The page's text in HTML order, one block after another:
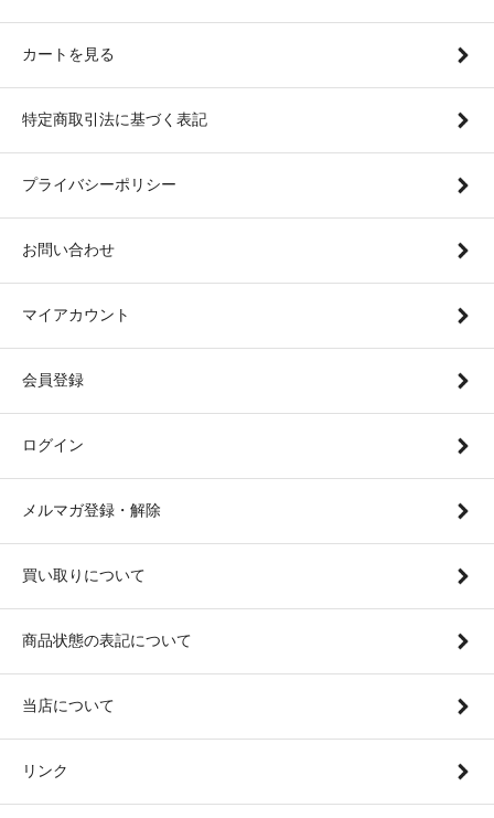
カートを見る
特定商取引法に基づく表記
プライバシーポリシー
お問い合わせ
マイアカウント
会員登録
ログイン
メルマガ登録・解除
買い取りについて
商品状態の表記について
当店について
リンク